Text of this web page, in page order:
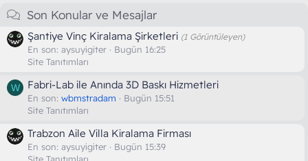
Son Konular ve Mesajlar
Şantiye Vinç Kiralama Şirketleri (1 Görüntüleyen)
En son: aysuyigiter
Bugün 16:25
Site Tanıtımları
W Fabri-Lab ile Anında 3D Baskı Hizmetleri
En son: wbmstradam
Bugün 15:51
Site Tanıtımları
Trabzon Aile Villa Kiralama Firması
En son: aysuyigiter
Bugün 15:39